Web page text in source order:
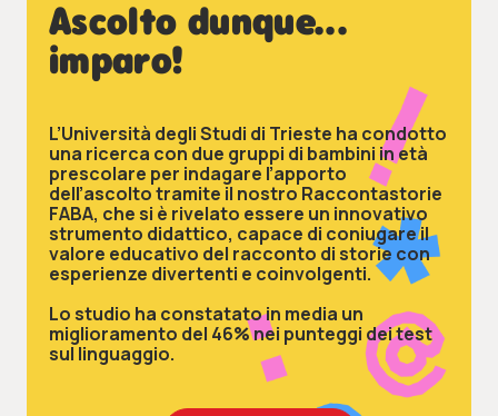
Ascolto dunque...
imparo!
L’Università degli Studi di Trieste ha condotto
una ricerca con due gruppi di bambini in età
prescolare per indagare l’apporto
dell’ascolto tramite il nostro Raccontastorie
FABA, che si è rivelato essere un innovativo
strumento didattico, capace di coniugare il
valore educativo del racconto di storie con
esperienze divertenti e coinvolgenti.
Lo studio ha constatato in media un
miglioramento del 46% nei punteggi dei test
sul linguaggio.